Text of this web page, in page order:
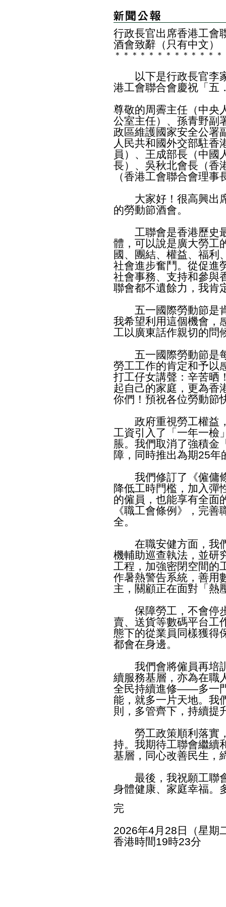
行政長官出席香港工會
酒會致辭（只有中文）
＊ ＊ ＊ ＊ ＊ ＊ ＊ ＊ ＊ ＊ ＊ ＊ ＊
以下是行政長官李家
港工會聯合會慶祝「五
尊敬的周霽主任（中央
公室主任）、孫青野副
政區維護國家安全公署
人民共和國外交部駐香
員）、王成部長（中國
長）、吳秋北會長（香
（香港工會聯合會理
大家好！很高興出席
的勞動節酒會。
工聯會是香港歷史最
體，可以說是廣大勞工
國、團結、權益、福利
社會進步奮鬥。從促進
社會事務、支持和參與
聯會都不遺餘力，我肯
五一國際勞動節是肯
我希望利用這個機會，
工以廣東話作親切的問
五一國際勞動節是每
勞工工作的肯定和予以
打工仔女講聲：辛苦晒
起自己的家庭，更為香
你們！預祝各位勞動節
政府重視勞工權益，
工資引入了「一年一檢
脹。我們取消了強積金
障，同時推出為期25年
我們修訂了《僱傭條
降低工時門檻，加入彈
的僱員，也能享有全面
《職工會條例》，完
全。
在職安健方面，我們
機輔助巡查執法，並研
工程，加強密閉空間的
作暑熱警告系統，善用
主，關顧正在面對「熱
保障勞工，不會停步
賣、送貨等數碼平台工
態下的從業員同樣獲
都會在身邊。
我們會將僱員再培訓
續服務基層，亦為在職
全民持續進修——多一
能，就多一片天地。我
則，多管齊下，持續提
勞工政策順利落實，
持。我期待工聯會繼續
基層，同心改善民生，
最後，我祝願工聯會
身體健康、家庭幸福。
完
2026年4月28日（星期
香港時間19時23分